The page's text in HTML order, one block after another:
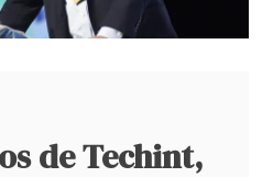
de Techint,